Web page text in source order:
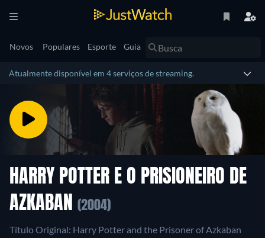
Novos Populares Esporte Guia
Atualmente disponível em 4 serviços de streaming.
HARRY POTTER E O PRISIONEIRO DE
AZKABAN
(2004)
Título Original: Harry Potter and the Prisoner of Azkaban